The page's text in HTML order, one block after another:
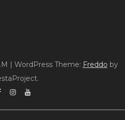
| WordPress Theme: Freddo by
FacebookInstagramYouTube